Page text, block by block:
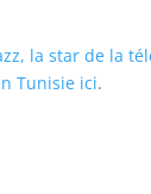
la star de la
Tunisie ici.